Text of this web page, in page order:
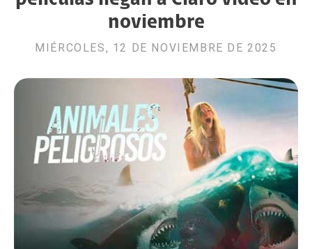
noviembre
MIÉRCOLES, 12 DE NOVIEMBRE DE 2025